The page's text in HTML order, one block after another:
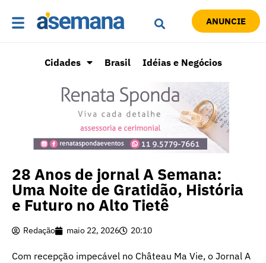
ANUNCIE
Cidades Brasil Idéias e Negócios
28 Anos de jornal A Semana:
Uma Noite de Gratidão, História
e Futuro no Alto Tietê
Redação maio 22, 2026 20:10
Com recepção impecável no Château Ma Vie, o Jornal A